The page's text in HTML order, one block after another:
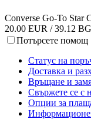
Converse Go-To Star
20.00 EUR / 39.12
Потърсете помощ
Статус на
Доставка и
Връщане и
Свържете се с
Опции за